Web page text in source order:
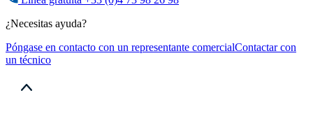
¿Necesitas ayuda?
Póngase en contacto con un representante comercialContactar con
un técnico